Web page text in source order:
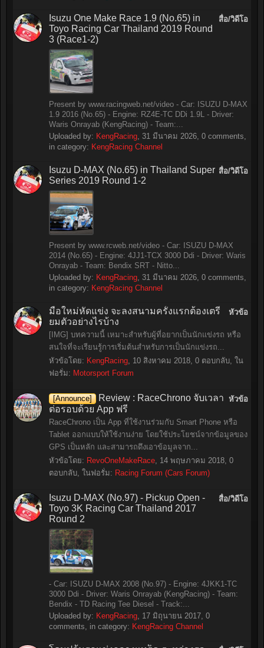
สื่อ/วิดีโอ
Isuzu One Make Race 1.9 (No.65) in
Toyo Racing Car Thailand 2019 Round
3 (Race1-2)
Present by www.racingweb.net/video - Car: ISUZU D-MAX
1.9 2016 (No.65) - Engine: RZ4E-TC DDi 1.9L - Driver:
Waris Onrayab (KengRacing) - Team:...
Uploaded by: KengRacing, 31 มีนาคม 2026, 0 comments,
in category: KengRacing Channel
สื่อ/วิดีโอ
Isuzu D-MAX (No.65) in Thailand Super
Series 2019 Round 1-2
Present by www.rcweb.net/video - Car: ISUZU D-MAX
2014 (No.65) - Engine: 4JJ1-TCX 3000 Ddi - Driver: Waris
Onrayab - Team: Bendix SRT - Nitto...
Uploaded by: KengRacing, 31 มีนาคม 2026, 0 comments,
in category: KengRacing Channel
หัวข้อ
มือใหม่หัดแข่ง จะลงสนามครั้งแรกต้องเตรี
ยมตัวอย่างไรบ้าง
[IMG] บทความนี้ เหมาะสำหรับผู้ที่อยากเป็นนักแข่งรถ หรือ
สนใจที่จะเรียนรู้การเริ่มต้นสำหรับการเป็นนักแข่งรถ...
หัวข้อโดย: KengRacing, 10 สิงหาคม 2018, 0 ตอบกลับ, ใน
ฟอรั่ม: Motorsport Forum
หัวข้อ
[Announce]
Review : RaceChrono จับเวลา
ต่อรอบด้วย App ฟรี
RaceChrono เป็น App ที่ใช้งานร่วมกับ Smart Phone หรือ
Tablet ออกแบบให้ใช้งานง่าย โดยใช้ประโยชน์จากข้อมูลของ
GPS เป็นหลัก และสามารถดึงเอาข้อมูลจาก...
หัวข้อโดย: RevoOneMakeRace, 14 พฤษภาคม 2018, 0
ตอบกลับ, ในฟอรั่ม: Racing Forum (Cars Forum)
สื่อ/วิดีโอ
Isuzu D-MAX (No.97) - Pickup Open -
Toyo 3K Racing Car Thailand 2017
Round 2
- Car: ISUZU D-MAX 2008 (No.97) - Engine: 4JKK1-TC
3000 Ddi - Driver: Waris Onrayab (KengRacing) - Team:
Bendix - TD Racing Tee Diesel - Track:...
Uploaded by: KengRacing, 17 มิถุนายน 2017, 0
comments, in category: KengRacing Channel